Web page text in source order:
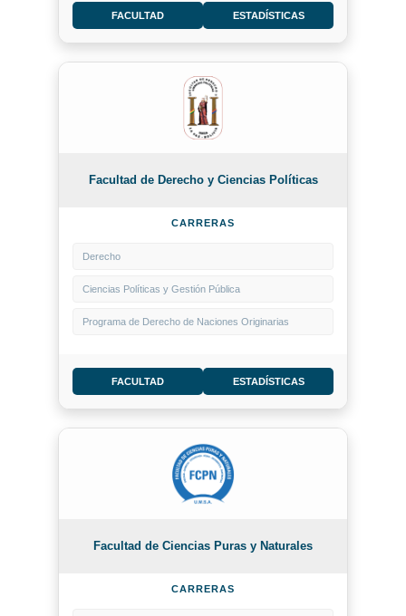
FACULTAD ESTADÍSTICAS
Facultad de Derecho y Ciencias Políticas
CARRERAS
Derecho
Ciencias Políticas y Gestión Pública
Programa de Derecho de Naciones Originarias
FACULTAD ESTADÍSTICAS
Facultad de Ciencias Puras y Naturales
CARRERAS